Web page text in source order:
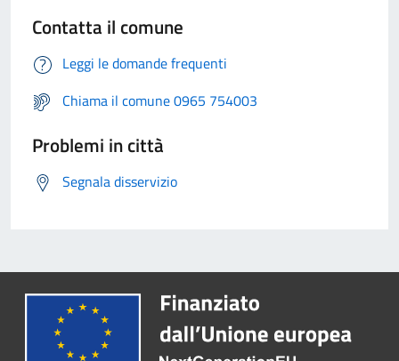
Contatta il comune
Leggi le domande frequenti
Chiama il comune 0965 754003
Problemi in città
Segnala disservizio